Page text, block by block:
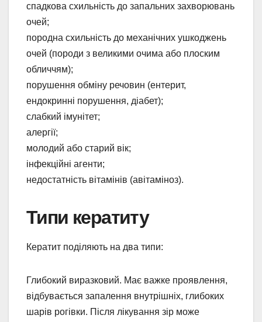
спадкова схильність до запальних захворювань
очей;
породна схильність до механічних ушкоджень
очей (породи з великими очима або плоским
обличчям);
порушення обміну речовин (ентерит,
ендокринні порушення, діабет);
слабкий імунітет;
алергії;
молодий або старий вік;
інфекційні агенти;
недостатність вітамінів (авітаміноз).
Типи кератиту
Кератит поділяють на два типи:
Глибокий виразковий. Має важке проявлення,
відбувається запалення внутрішніх, глибоких
шарів рогівки. Після лікування зір може